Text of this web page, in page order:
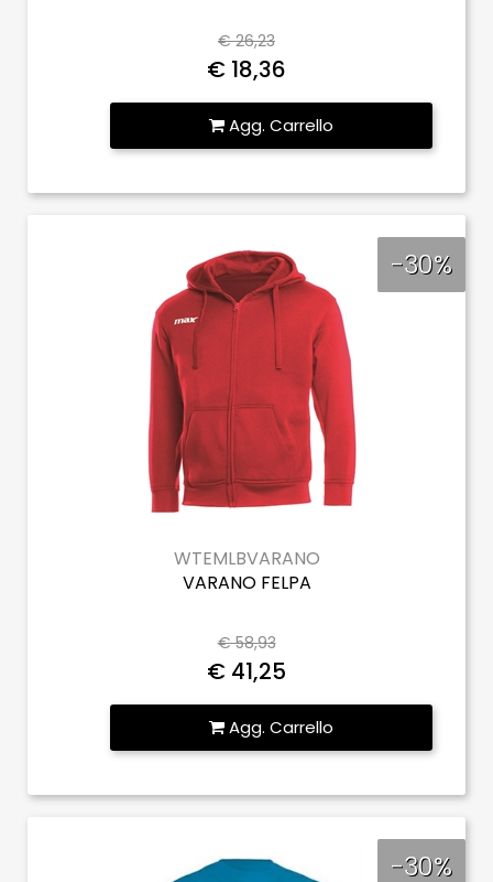
€ 26,23
€ 18,36
Quantità
Agg. Carrello
-30%
WTEMLBVARANO
VARANO FELPA
€ 58,93
€ 41,25
Quantità
Agg. Carrello
-30%